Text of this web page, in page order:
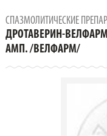
ДРОТАВЕРИН-ВЕЛФАРМ
СПАЗМОЛИТИЧЕСКИЕ
ДРОТАВЕРИН-
АМП. /ВЕЛФАРМ/